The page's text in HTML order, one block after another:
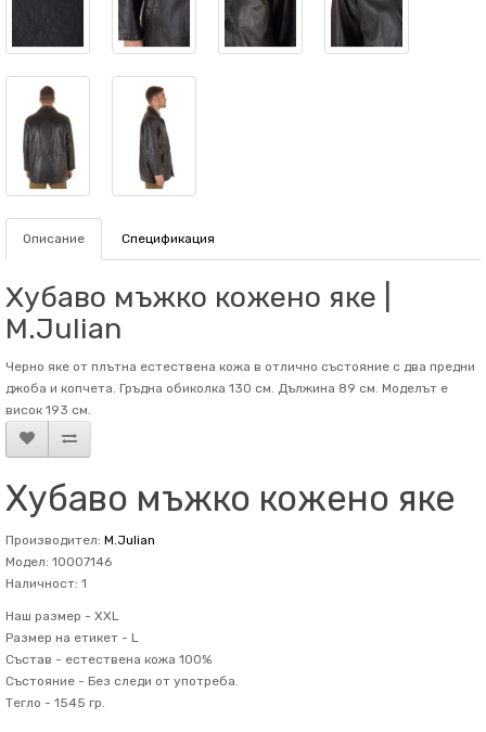
Описание Спецификация
Хубаво мъжко кожено яке |
M.Julian
Черно яке от плътна естествена кожа в отлично състояние с два предни
джоба и копчета. Гръдна обиколка 130 см. Дължина 89 см. Mоделът е
висок 193 см.
Хубаво мъжко кожено яке
Производител: M.Julian
Модел: 10007146
Наличност: 1
Наш размер - XXL
Размер на етикет - L
Състав - естествена кожа 100%
Състояние - Без следи от употреба.
Тегло - 1545 гр.